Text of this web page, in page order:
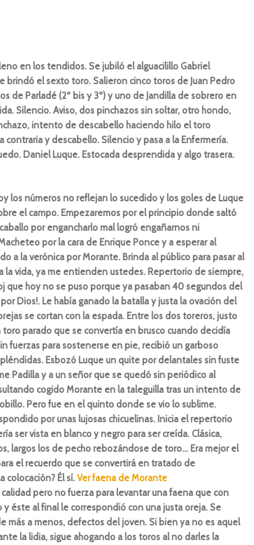
en los tendidos. Se jubiló el alguacilillo Gabriel
brindó el sexto toro. Salieron cinco toros de Juan Pedro
de Parladé (2º bis y 3º) y uno de Jandilla de sobrero en
Silencio. Aviso, dos pinchazos sin soltar, otro hondo,
intento de descabello haciendo hilo el toro
y descabello. Silencio y pasa a la Enfermería.
Daniel Luque. Estocada desprendida y algo trasera.
los números no reflejan lo sucedido y los goles de Luque
el campo. Empezaremos por el principio donde saltó
por engancharlo mal logró engañarnos ni
por la cara de Enrique Ponce y a esperar al
a la verónica por Morante. Brinda al público para pasar al
vida, ya me entienden ustedes. Repertorio de siempre,
que hoy no se puso porque ya pasaban 40 segundos del
Dios!. Le había ganado la batalla y justa la ovación del
se cortan con la espada. Entre los dos toreros, justo
parado que se convertía en brusco cuando decidía
fuerzas para sostenerse en pie, recibió un garboso
Esbozó Luque un quite por delantales sin fuste
Padilla y a un señor que se quedó sin periódico al
cogido Morante en la taleguilla tras un intento de
Pero fue en el quinto donde se vio lo sublime.
por unas lujosas chicuelinas. Inicia el repertorio
ser vista en blanco y negro para ser creída. Clásica,
largos los de pecho rebozándose de toro… Era mejor el
el recuerdo que se convertirá en tratado de
colocación? Él sí.Ver faena de Morante
pero no fuerza para levantar una faena que con
éste al final le correspondió con una justa oreja. Se
más a menos, defectos del joven. Si bien ya no es aquel
la lidia, sigue ahogando a los toros al no darles la